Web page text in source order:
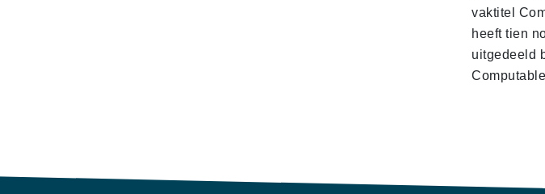
vaktitel
heeft tien
uitgedeeld